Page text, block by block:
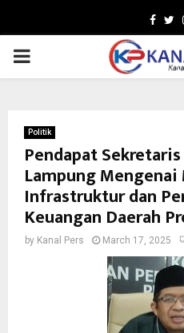
PRIMARY
Politik
Pendapat
Lampung Mengenai
Infrastruktur dan
Keuangan Daerah
by Kanal Pers March 17, 2025